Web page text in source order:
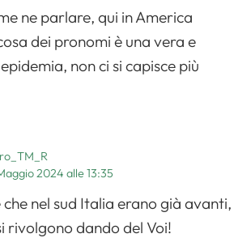
ne parlare, qui in America
dei pronomi è una vera e
non ci si capisce più
2024 alle 13:35
che nel sud Italia erano già avanti,
rivolgono dando del Voi!